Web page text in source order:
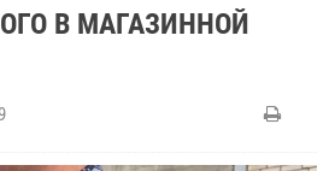
В МАГАЗИННОЙ